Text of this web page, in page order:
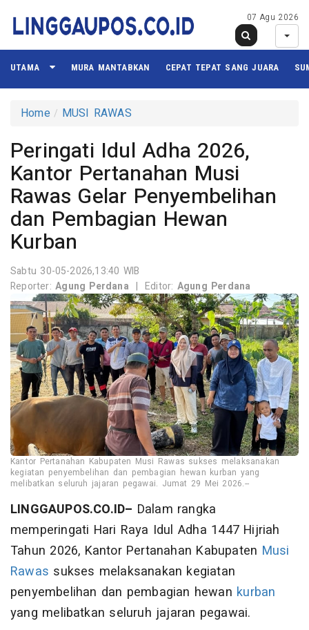
07 Agu 2026
UTAMA MURA MANTABKAN CEPAT TEPAT SANG JUARA
Home MUSI RAWAS
Peringati Idul Adha 2026,
Kantor Pertanahan Musi
Rawas Gelar Penyembelihan
dan Pembagian Hewan
Kurban
Sabtu 30-05-2026,13:40 WIB
Reporter:Agung Perdana | Editor: Agung Perdana
Kantor Pertanahan Kabupaten Musi Rawas sukses melaksanakan
kegiatan penyembelihan dan pembagian hewan kurban yang
melibatkan seluruh jajaran pegawai. Jumat 29 Mei 2026.--
LINGGAUPOS.CO.ID– Dalam rangka
memperingati Hari Raya Idul Adha 1447 Hijriah
Tahun 2026, Kantor Pertanahan Kabupaten Musi
Rawas sukses melaksanakan kegiatan
penyembelihan dan pembagian hewan kurban
yang melibatkan seluruh jajaran pegawai.